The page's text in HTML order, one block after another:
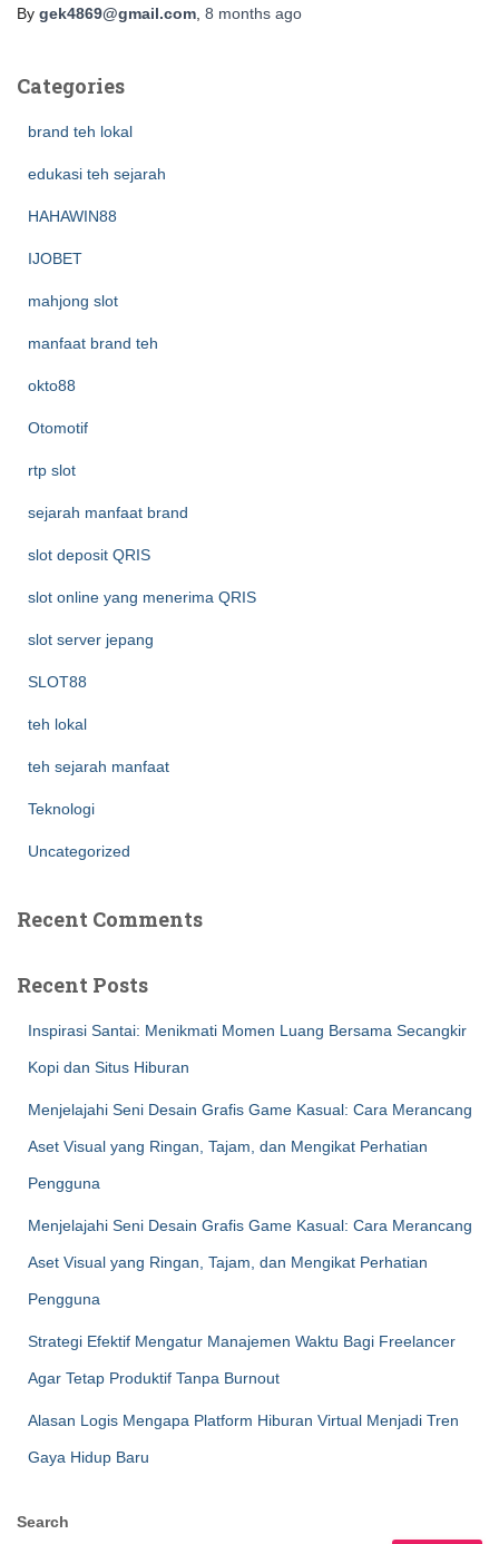
By gek4869@gmail.com 8 months ago
Categories
brand teh lokal
edukasi teh sejarah
HAHAWIN88
IJOBET
mahjong slot
manfaat brand teh
okto88
Otomotif
rtp slot
sejarah manfaat brand
slot deposit QRIS
slot online yang menerima QRIS
slot server jepang
SLOT88
teh lokal
teh sejarah manfaat
Teknologi
Uncategorized
Recent Comments
Recent Posts
Inspirasi Santai: Menikmati Momen Luang Bersama Secangkir
Kopi dan Situs Hiburan
Menjelajahi Seni Desain Grafis Game Kasual: Cara Merancang
Aset Visual yang Ringan, Tajam, dan Mengikat Perhatian
Pengguna
Menjelajahi Seni Desain Grafis Game Kasual: Cara Merancang
Aset Visual yang Ringan, Tajam, dan Mengikat Perhatian
Pengguna
Strategi Efektif Mengatur Manajemen Waktu Bagi Freelancer
Agar Tetap Produktif Tanpa Burnout
Alasan Logis Mengapa Platform Hiburan Virtual Menjadi Tren
Gaya Hidup Baru
Search